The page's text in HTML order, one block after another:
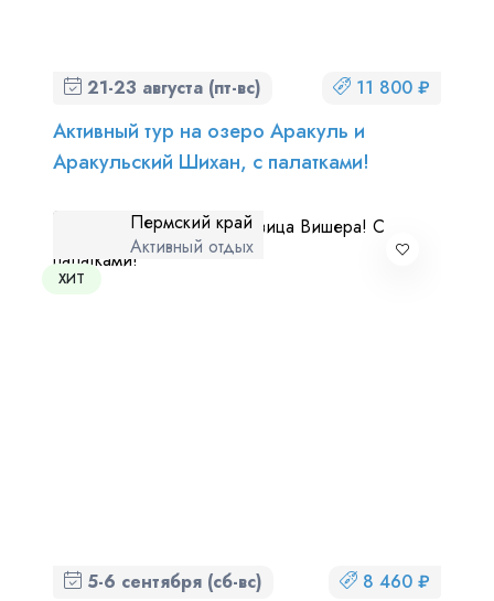
21-23 августа (пт-вс) 11 800 ₽
Активный тур на озеро Аракуль и
Аракульский Шихан, с палатками!
ХИТ
Пермский край
Активный отдых
5-6 сентября (сб-вс) 8 460 ₽